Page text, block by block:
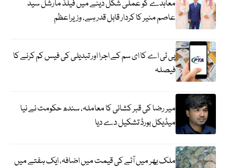
معاہدے کو عملی شکل دینے میں فیلڈ مارشل سید
عاصم منیر کا کردار قابل قدر ہے، وزیراعظم
پی ٹی اے کا ای سم کے اجرا اور تبدیلی کی فیس کم کرنے کا
فیصلہ
میر رضا کی قبر کشائی کا معاملہ، سندھ حکومت نے نیا
میڈیکل بورڈ تشکیل دے دیا
ملک بھر میں آٹے کی قیمت میں اضافہ، ایک ہفتے میں